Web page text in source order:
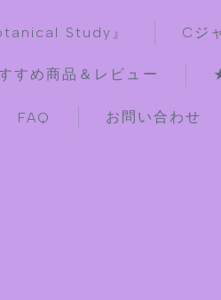
Study』 Cジ
すめ商品＆レビュー
FAQ お問い合わせ
【最新】クイズと花の部屋
★全種/アロマハーブスパ